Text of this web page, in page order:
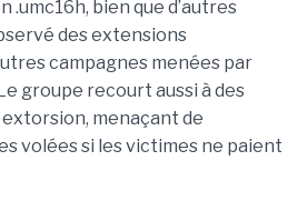
.umc16h, bien que d’autres
des extensions
campagnes menées par
groupe recourt aussi à des
menaçant de
volées si les victimes ne paient